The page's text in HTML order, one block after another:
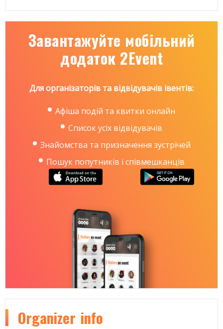
Завантажуйте мобільний
додаток 2Event
Для організаторів та відвідувачів івентів:
Афіша подій та квитки онлайн
Список усіх відвідувачів
Знайомства та призначення зустрічей
Пошук попутників і співмешканців
Organizer info